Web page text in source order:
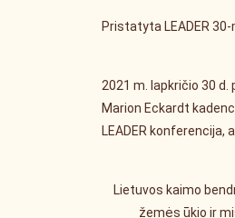
Pristatyta LEADER
2021 m. lapkričio 30
Marion Eckardt
LEADER konferencija,
Lietuvos kaimo
žemės ūkio ir